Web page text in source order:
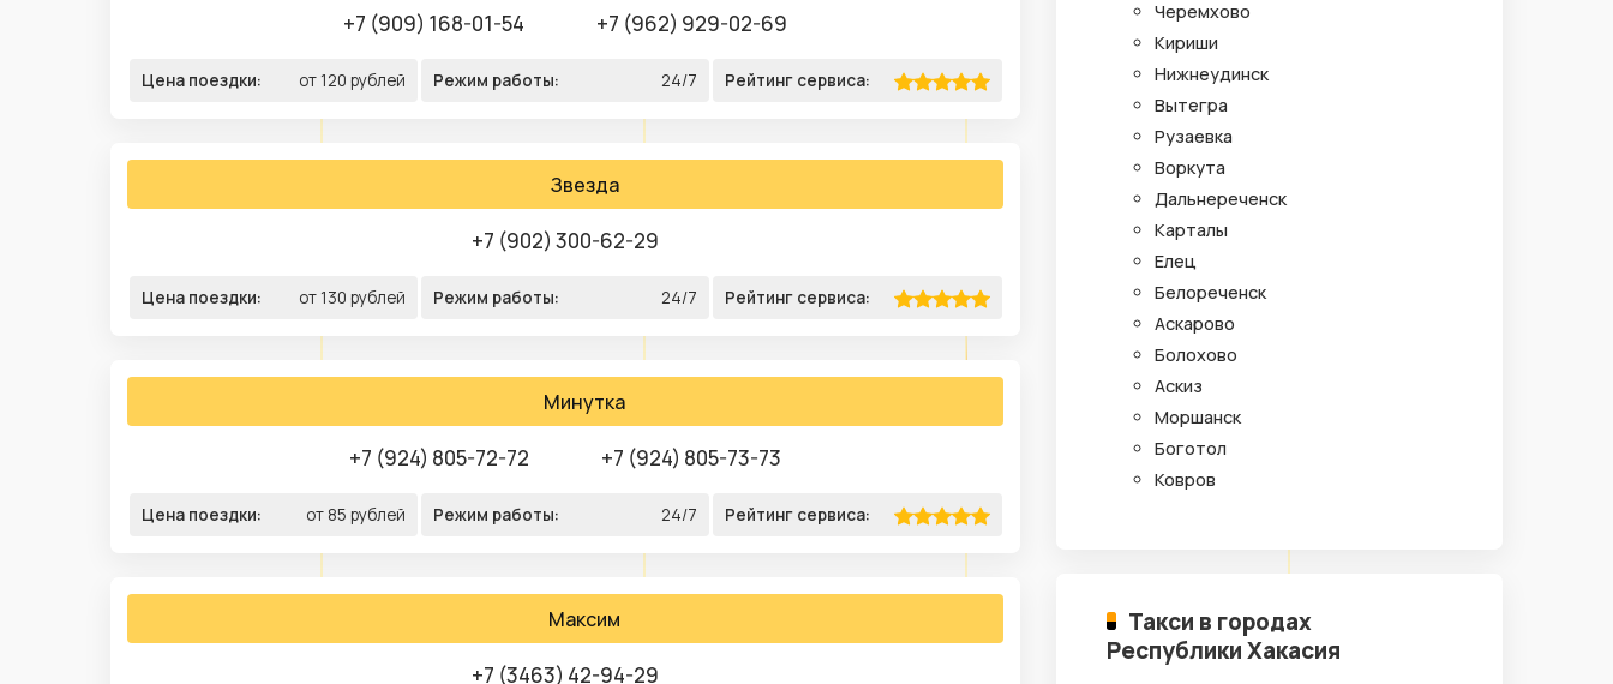
+7 (909) 168-01-54 +7 (962) 929-02-69
Цена поездки: от 120 рублей Режим работы: 24/7 Рейтинг сервиса:
Звезда
+7 (902) 300-62-29
Цена поездки: от 130 рублей Режим работы: 24/7 Рейтинг сервиса:
Минутка
+7 (924) 805-72-72 +7 (924) 805-73-73
Цена поездки: от 85 рублей Режим работы: 24/7 Рейтинг сервиса:
Максим
+7 (3463) 42-94-29
Черемхово
Кириши
Нижнеудинск
Вытегра
Рузаевка
Воркута
Дальнереченск
Карталы
Елец
Белореченск
Аскарово
Болохово
Аскиз
Моршанск
Боготол
Ковров
Такси в городах
Республики Хакасия